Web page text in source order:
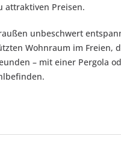
attraktiven Preisen.
unbeschwert
Wohnraum im Freien,
– mit einer Pergola